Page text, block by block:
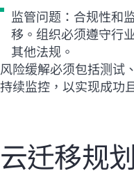
监管问题：合规性和
移。组织必须遵守行
其他法规。
风险缓解必须包括测试
持续监控，以实现成功
云迁移规